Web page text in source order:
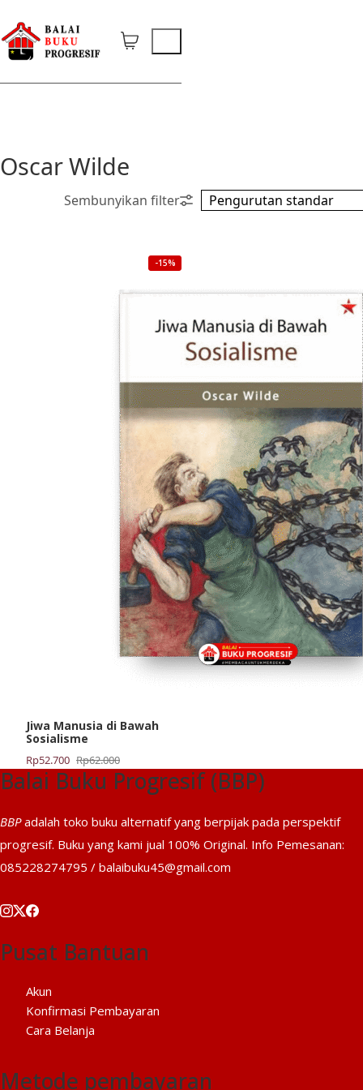
Oscar Wilde
-15%
Jiwa Manusia di Bawah
Sosialisme
Rp62.000
Harga
aslinya
adalah:
Rp52.700
Harga
saat
ini
Rp52.700.
Balai Buku Progresif (BBP)
BBPadalah toko buku alternatif yang berpijak pada perspektif
progresif. Buku yang kami jual 100% Original. Info Pemesanan:
085228274795 / balaibuku45@gmail.com
Pusat Bantuan
Akun
Konfirmasi Pembayaran
Cara Belanja
Metode pembayaran